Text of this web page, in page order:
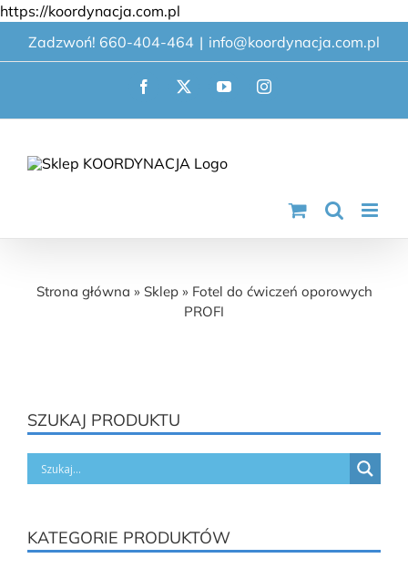
https://koordynacja.com.pl
do
zawartości
Zadzwoń! 660-404-464 | info@koordynacja.com.pl
Facebook
X YouTubeInstagram
Strona główna » Sklep» Fotel do ćwiczeń oporowych
PROFI
SZUKAJ PRODUKTU
KATEGORIE PRODUKTÓW